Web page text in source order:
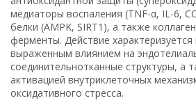
медиаторы воспаления (TNF-α, IL-6,
белки (AMPK, SIRT1), а также
ферменты. Действие характеризуется
выраженным влиянием на
соединительнотканные структуры, а
активацией внутриклеточных
оксидативного стресса.